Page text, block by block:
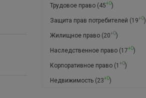
Трудовое право(45+0)
Защита прав потребителей (19+0)
Жилищное право(20+0)
Наследственное право(17+0)
Корпоративное право(1 +0)
Недвижимость(23+0)